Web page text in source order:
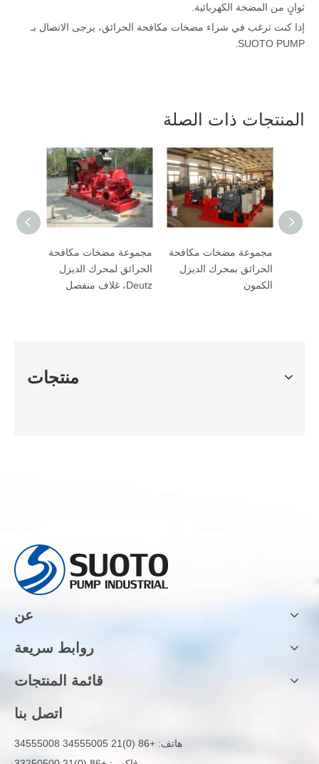
ثوانٍ من المضخة الكهربائية.
إذا كنت ترغب في شراء مضخات مكافحة الحرائق، يرجى الاتصال بـ
SUOTO PUMP.
المنتجات ذات الصلة
مجموعة مضخات مكافحة
الحرائق لمحرك الديزل
Deutz، غلاف منفصل
مجموعة مضخات مكافحة
الحرائق بمحرك الديزل
الكمون
منتجات
عن
روابط سريعة
قائمة المنتجات
اتصل بنا
هاتف: +86 (0)21 34555005 34555008